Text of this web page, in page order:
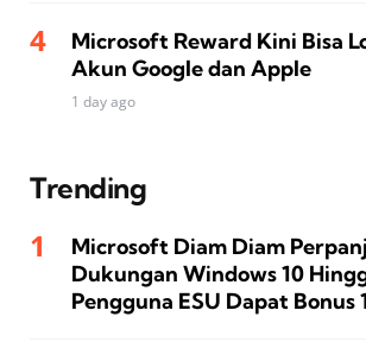
Microsoft Reward Kini Bisa
Akun Google dan Apple
1 day ago
Trending
Microsoft Diam Diam
Dukungan Windows 10
Pengguna ESU Dapat Bonus